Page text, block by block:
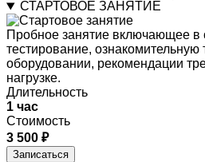
СТАРТОВОЕ ЗАНЯТИЕ
Пробное занятие включающее в
тестирование, ознакомительную
оборудовании, рекомендации
нагрузке.
Длительность
1 час
Стоимость
3 500 ₽
Записаться